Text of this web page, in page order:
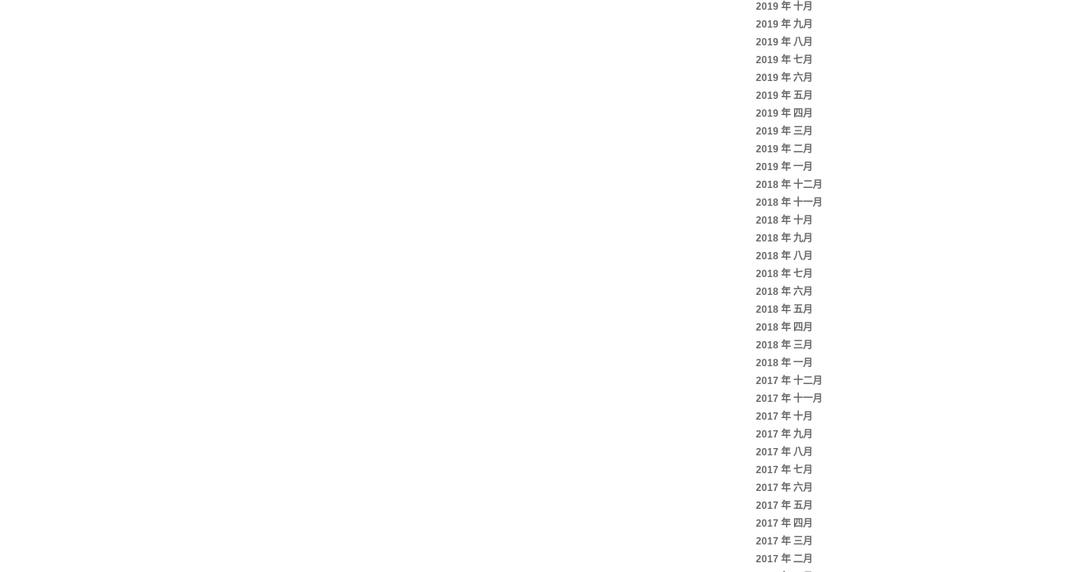
2019 年 十月
2019 年 九月
2019 年 八月
2019 年 七月
2019 年 六月
2019 年 五月
2019 年 四月
2019 年 三月
2019 年 二月
2019 年 一月
2018 年 十二月
2018 年 十一月
2018 年 十月
2018 年 九月
2018 年 八月
2018 年 七月
2018 年 六月
2018 年 五月
2018 年 四月
2018 年 三月
2018 年 一月
2017 年 十二月
2017 年 十一月
2017 年 十月
2017 年 九月
2017 年 八月
2017 年 七月
2017 年 六月
2017 年 五月
2017 年 四月
2017 年 三月
2017 年 二月